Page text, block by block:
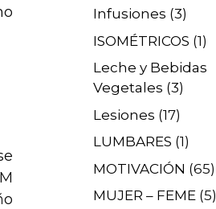
Infusiones (3)
ISOMÉTRICOS (1)
Leche y Bebidas
Vegetales (3)
Lesiones (17)
LUMBARES (1)
MOTIVACIÓN (65)
MUJER – FEME (5)